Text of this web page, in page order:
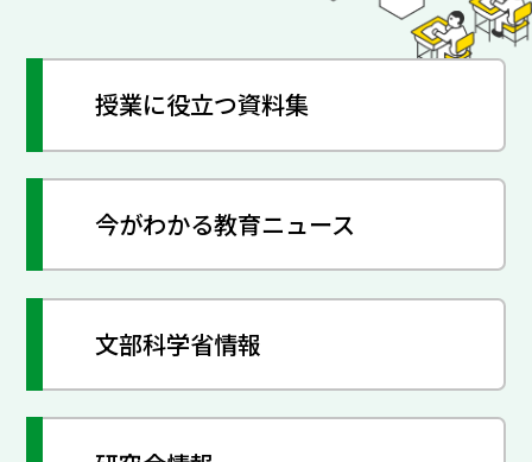
授業に役立つ資料集
今がわかる教育ニュース
文部科学省情報